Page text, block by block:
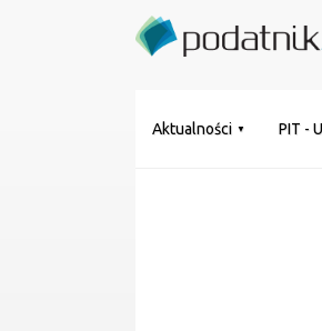
Aktualności PIT -